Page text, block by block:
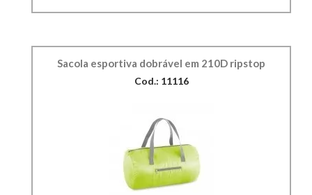
Sacola esportiva dobrável em 210D ripstop
Cod.: 11116